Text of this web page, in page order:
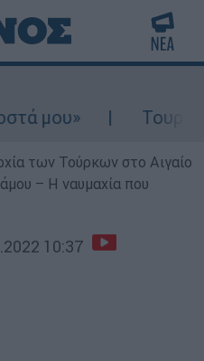
μου»
των Τούρκων στο Αιγαίο
– Η ναυμαχία που
10:37